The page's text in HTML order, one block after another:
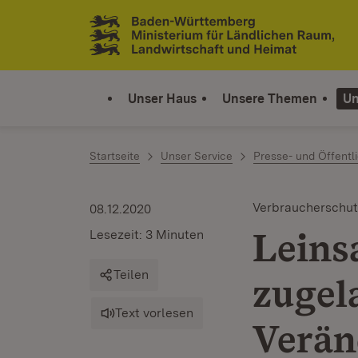
Zum Inhalt springen
Link zur Startseite
Unser Haus Unsere Themen
Startseite Unser Service Presse- und
08.12.2020
Lesezeit: 3 Minuten
Teilen
Text vorlesen